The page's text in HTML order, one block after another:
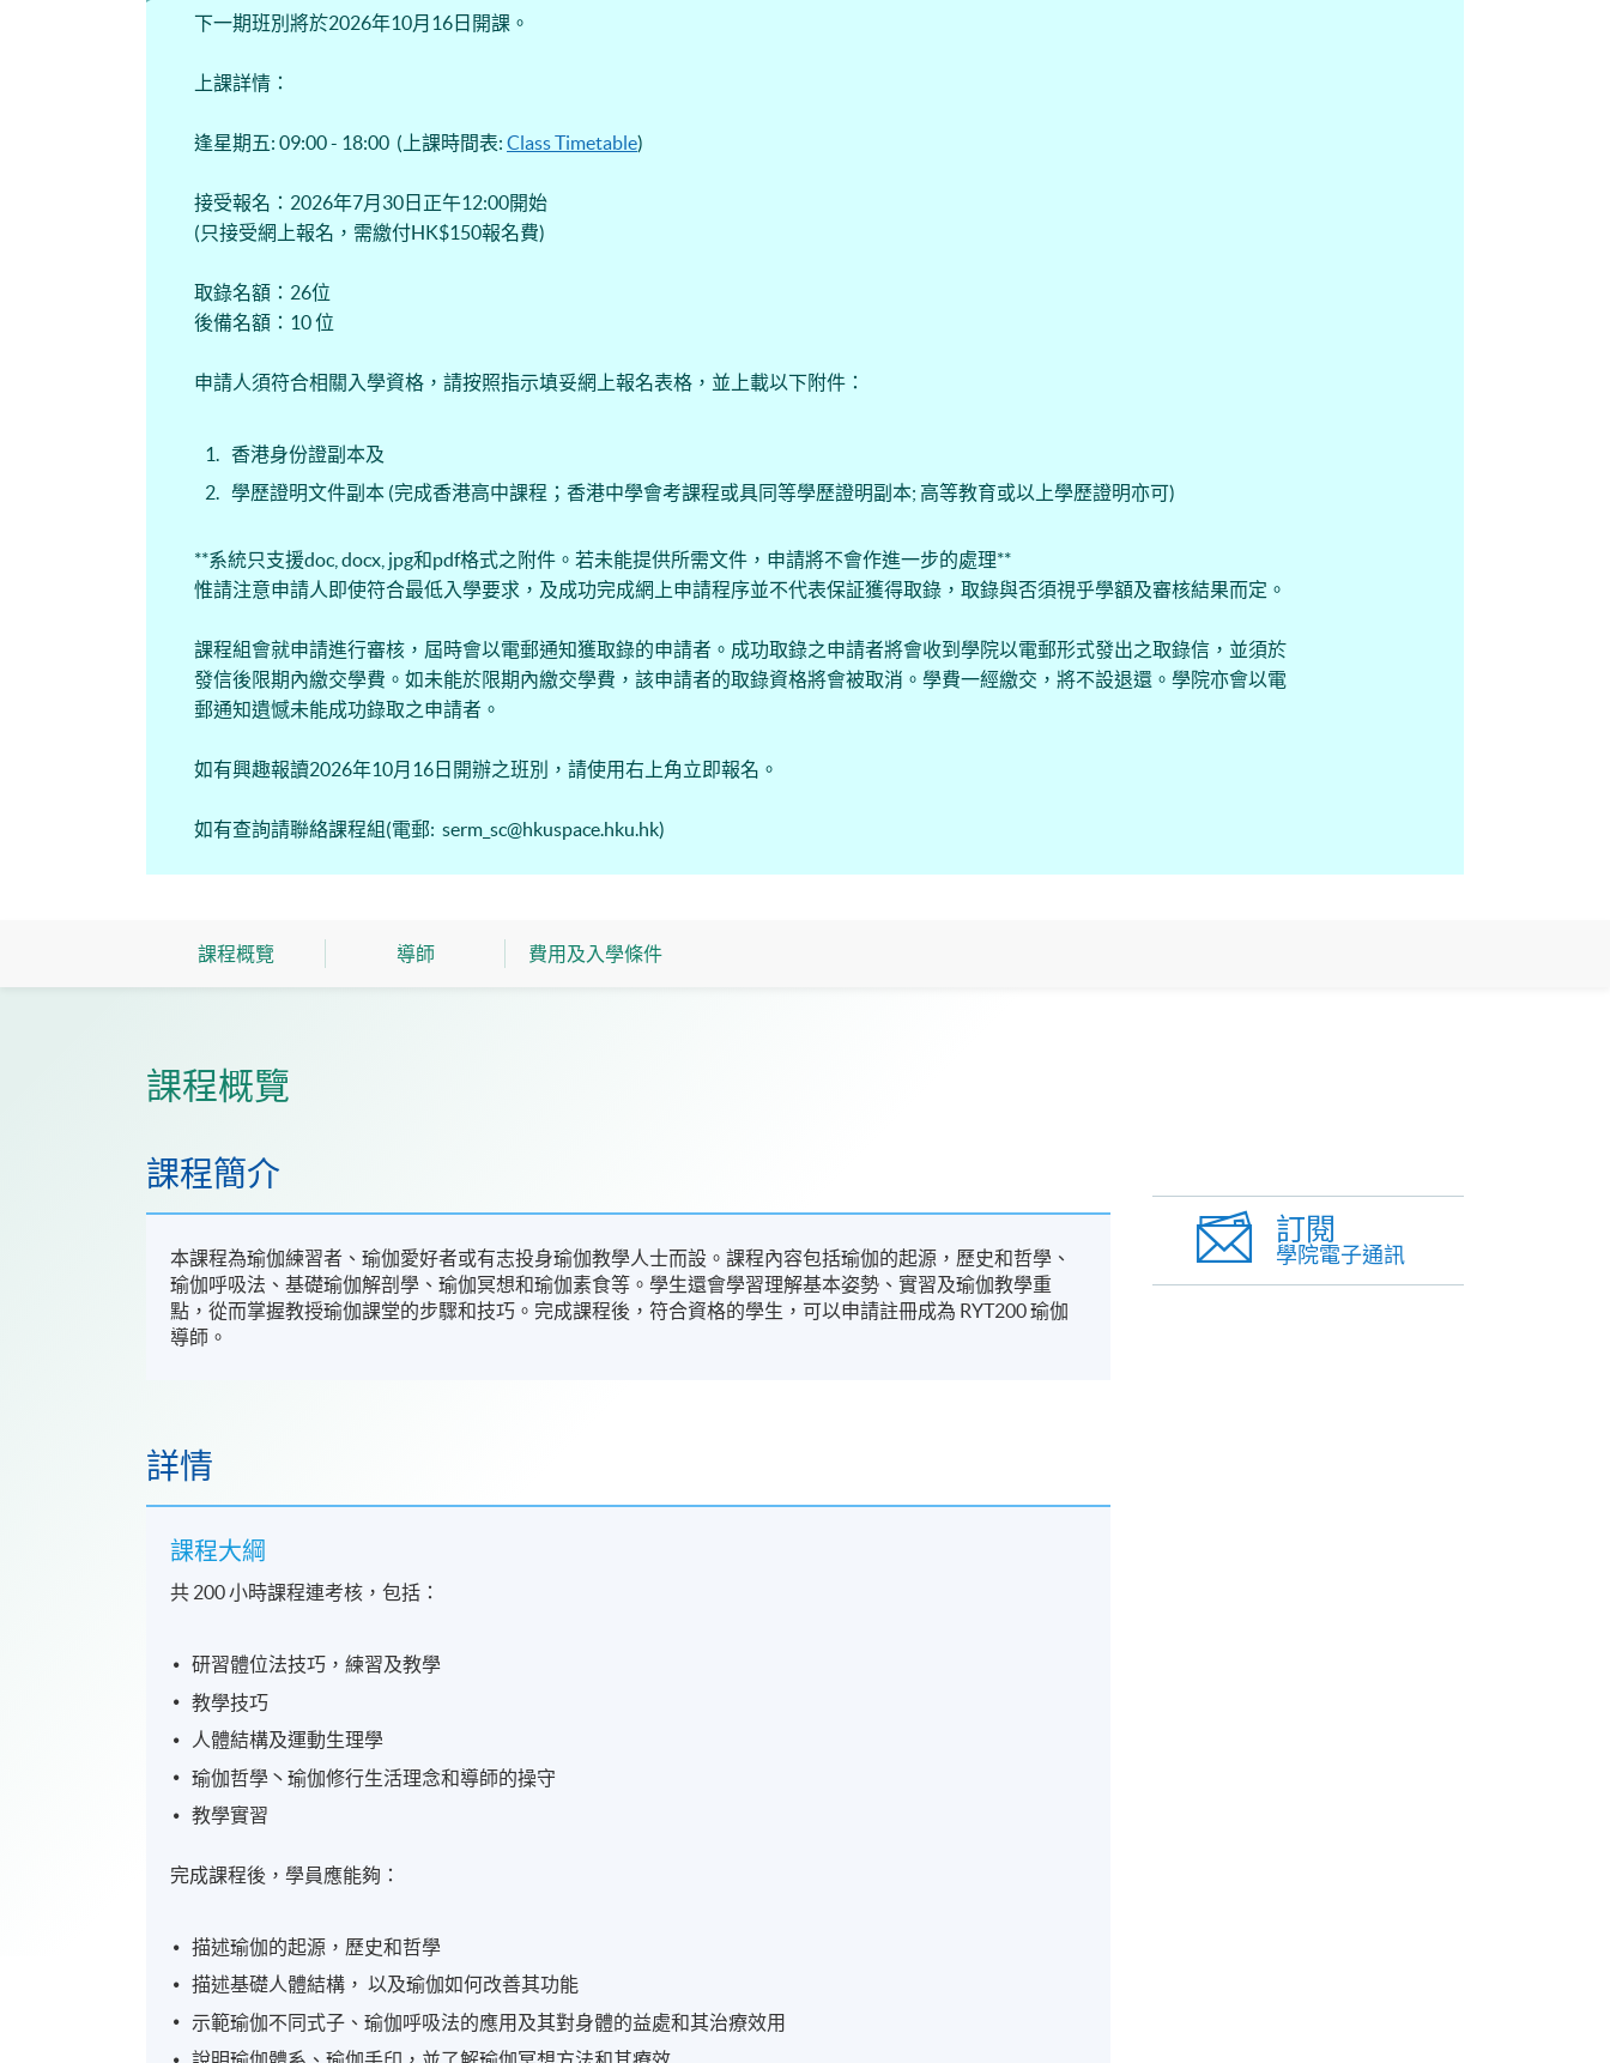
下一期班別將於2026年10月16日開課。
上課詳情：
逢星期五: 09:00 - 18:00 (上課時間表: Class Timetable)
接受報名：2026年7月30日正午12:00開始
(只接受網上報名，需繳付HK$150報名費)
取錄名額：26位
後備名額：10 位
申請人須符合相關入學資格，請按照指示填妥網上報名表格，並上載以下附件：
香港身份證副本及
學歷證明文件副本 (完成香港高中課程；香港中學會考課程或具同等學歷證明副本; 高等教育或以上學歷證明亦可)
**系統只支援doc, docx, jpg和pdf格式之附件。若未能提供所需文件，申請將不會作進一步的處理**
惟請注意申請人即使符合最低入學要求，及成功完成網上申請程序並不代表保証獲得取錄，取錄與否須視乎學額及審核結果而定。
課程組會就申請進行審核，屆時會以電郵通知獲取錄的申請者。成功取錄之申請者將會收到學院以電郵形式發出之取錄信，並須於
發信後限期內繳交學費。如未能於限期內繳交學費，該申請者的取錄資格將會被取消。學費一經繳交，將不設退還。學院亦會以電
郵通知遺憾未能成功錄取之申請者。
如有興趣報讀2026年10月16日開辦之班別，請使用右上角立即報名。
如有查詢請聯絡課程組(電郵: serm_sc@hkuspace.hku.hk)
課程概覽 導師 費用及入學條件
課程概覽
課程簡介
本課程為瑜伽練習者、瑜伽愛好者或有志投身瑜伽教學人士而設。課程內容包括瑜伽的起源，歷史和哲學、
瑜伽呼吸法、基礎瑜伽解剖學、瑜伽冥想和瑜伽素食等。學生還會學習理解基本姿勢、實習及瑜伽教學重
點，從而掌握教授瑜伽課堂的步驟和技巧。完成課程後，符合資格的學生，可以申請註冊成為 RYT200 瑜伽
導師。
詳情
課程大綱
共 200 小時課程連考核，包括：
研習體位法技巧，練習及教學
教學技巧
人體結構及運動生理學
瑜伽哲學丶瑜伽修行生活理念和導師的操守
教學實習
完成課程後，學員應能夠：
描述瑜伽的起源，歷史和哲學
描述基礎人體結構， 以及瑜伽如何改善其功能
示範瑜伽不同式子、瑜伽呼吸法的應用及其對身體的益處和其治療效用
訂閱
學院電子通訊